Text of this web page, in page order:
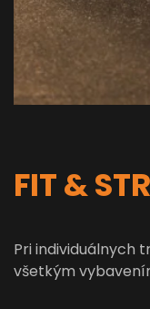
FIT &
Pri individuálnych
všetkým